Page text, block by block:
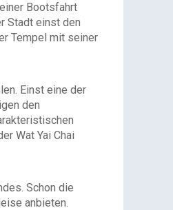
Bootsfahrt
Stadt einst den
Tempel mit seiner
Einst eine der
den
Wat Yai Chai
Schon die
anbieten.